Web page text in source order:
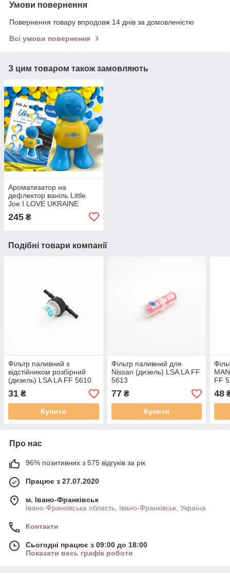
Умови повернення
Повернення товару впродовж 14 днів за домовленістю
Всі умови повернення
З цим товаром також замовляють
Ароматизатор на
дефлектор ваніль Little
Joe I LOVE UKRAINE
245 ₴
Подібні товари компанії
Фільтр паливний з
відстійником розбірний
(дизель) LSA LA FF 5610
31 ₴
Купити
Фільтр паливний для
Nissan (дизель) LSA LA FF
5613
77₴
Купити
FF
48
Про нас
96% позитивних з 575 відгуків за рік
Працює з 27.07.2020
м. Івано-Франківськ
Івано-Франківська область, Івано-Франківськ, Україна
Контакти
Сьогодні працює з 09:00 до 18:00
Показати весь графік роботи